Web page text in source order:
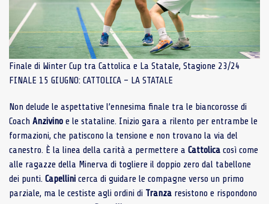
Finale di Winter Cup tra Cattolica e La Statale, Stagione 23/24
FINALE 15 GIUGNO: CATTOLICA – LA STATALE
Non delude le aspettative l’ennesima finale tra le biancorosse di
Coach Anzivino e le stataline. Inizio gara a rilento per entrambe le
formazioni, che patiscono la tensione e non trovano la via del
canestro. È la linea della carità a permettere a Cattolica così come
alle ragazze della Minerva di togliere il doppio zero dal tabellone
dei punti. Capellini cerca di guidare le compagne verso un primo
parziale, ma le cestiste agli ordini di Tranza resistono e rispondono